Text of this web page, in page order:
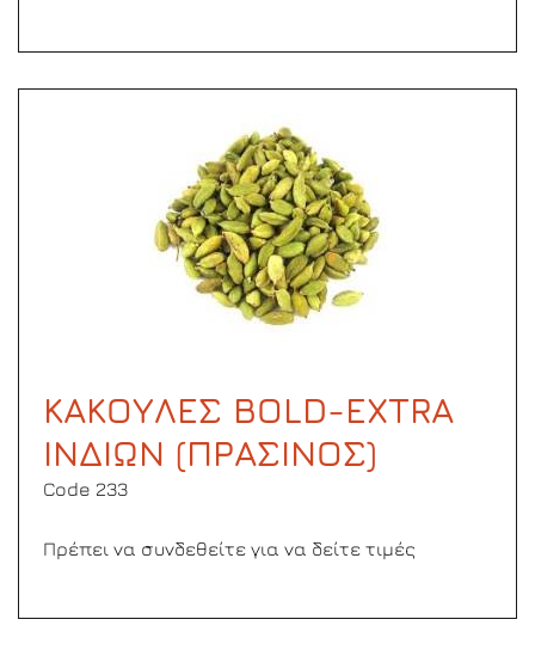
ΚΑΚΟΥΛΕΣ BOLD-EXTRA
ΙΝΔΙΩΝ (ΠΡΑΣΙΝΟΣ)
Code 233
Πρέπει να συνδεθείτε για να δείτε τιμές